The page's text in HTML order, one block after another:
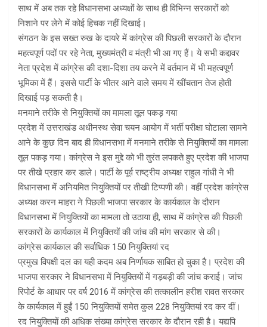
साथ में अब तक रहे विधानसभा अध्यक्षों के साथ ही विभिन्न सरकारों को
निशाने पर लेने में कोई हिचक नहीं दिखाई।
संगठन के इस सख्त रुख के दायरे में कांग्रेस की पिछली सरकारों के दौरान
महत्वपूर्ण पदों पर रहे नेता, मुख्यमंत्री व मंत्री भी आ गए हैं। ये सभी कद्दावर
नेता प्रदेश में कांग्रेस की दशा-दिशा तय करने में वर्तमान में भी महत्वपूर्ण
भूमिका में हैं। इससे पार्टी के भीतर आने वाले समय में खींचतान तेज होती
दिखाई पड़ सकती है।
मनमाने तरीके से नियुक्तियों का मामला तूल पकड़ गया
प्रदेश में उत्तराखंड अधीनस्थ सेवा चयन आयोग में भर्ती परीक्षा घोटाला सामने
आने के कुछ दिन बाद ही विधानसभा में मनमाने तरीके से नियुक्तियों का मामला
तूल पकड़ गया। कांग्रेस ने इस मुद्दे को भी तुरंत लपकते हुए प्रदेश की भाजपा
पर तीखे प्रहार कर डाले। पार्टी के पूर्व राष्ट्रीय अध्यक्ष राहुल गांधी ने भी
विधानसभा में अनियमित नियुक्तियों पर तीखी टिप्पणी की। वहीं प्रदेश कांग्रेस
अध्यक्ष करन माहरा ने पिछली भाजपा सरकार के कार्यकाल के दौरान
विधानसभा में नियुक्तियों का मामला तो उठाया ही, साथ में कांग्रेस की पिछली
सरकारों के कार्यकाल में नियुक्तियों की जांच की मांग सरकार से की।
कांग्रेस कार्यकाल की सर्वाधिक 150 नियुक्तियां रद
प्रमुख विपक्षी दल का यही कदम अब निर्णायक साबित हो चुका है। प्रदेश की
भाजपा सरकार ने विधानसभा में नियुक्तियों में गड़बड़ी की जांच कराई। जांच
रिपोर्ट के आधार पर वर्ष 2016 में कांग्रेस की तत्कालीन हरीश रावत सरकार
के कार्यकाल में हुईं 150 नियुक्तियों समेत कुल 228 नियुक्तियां रद कर दीं।
रद नियुक्तियों की अधिक संख्या कांग्रेस सरकार के दौरान रही है। यद्यपि